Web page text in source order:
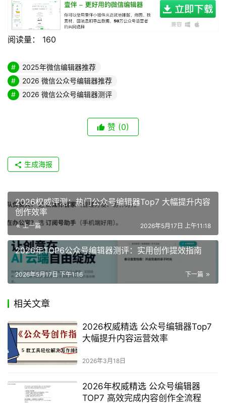
推荐选择有成熟技术支撑、众多用户使用的微信编辑器工
具，功能稳定性和服务都更有保障，能满足长期运营的需
求。
总结
2026年公众号运营的竞争核心已经转向效率的竞争，选对
多的精力放在内容创意和用户运营上。如果你追求全能高
效，优先考虑综合能力突出的全能型公众号编辑工具，如果
用不同的工具，找到最适配自己需求的那一款，后续我们也
注。
阅读量： 160
2025年微信编辑器推荐
2026 微信公众号编辑器测评
赞(0)
生成海报